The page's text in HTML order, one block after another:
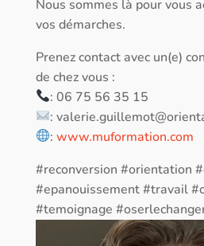
Nous sommes là pour vous
vos démarches.
Prenez contact avec un(e)
de chez vous :
: 06 75 56 35 15
:
:www.muformation.com
#reconversion #orientation
#epanouissement #travail
#temoignage